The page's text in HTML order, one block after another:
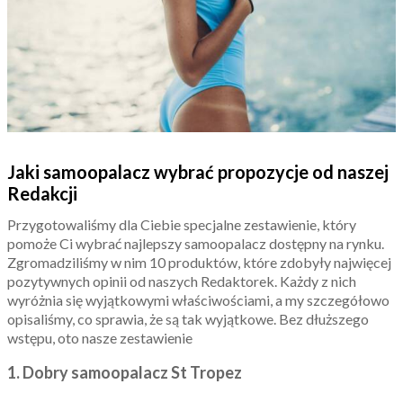
Jaki samoopalacz wybrać propozycje od naszej
Redakcji
Przygotowaliśmy dla Ciebie specjalne zestawienie, który
pomoże Ci wybrać najlepszy samoopalacz dostępny na rynku.
Zgromadziliśmy w nim 10 produktów, które zdobyły najwięcej
pozytywnych opinii od naszych Redaktorek. Każdy z nich
wyróżnia się wyjątkowymi właściwościami, a my szczegółowo
opisaliśmy, co sprawia, że są tak wyjątkowe. Bez dłuższego
wstępu, oto nasze zestawienie
1. Dobry samoopalacz St Tropez